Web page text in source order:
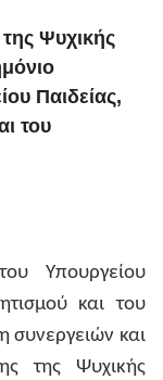
Ψυχικής
Παιδείας,
του
Υπουργείου
και του
συνεργειών και
της Ψυχικής